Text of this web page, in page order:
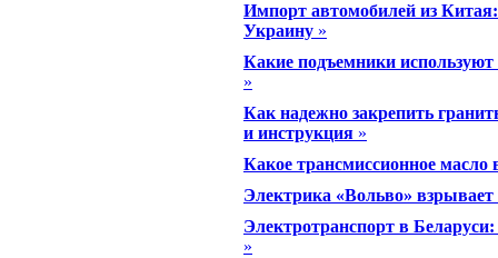
Импорт автомобилей из Китая:
Украину »
Какие подъемники используют
»
Как надежно закрепить
и инструкция »
Какое трансмиссионное масло
Электрика «Вольво» взрывает
Электротранспорт в
»